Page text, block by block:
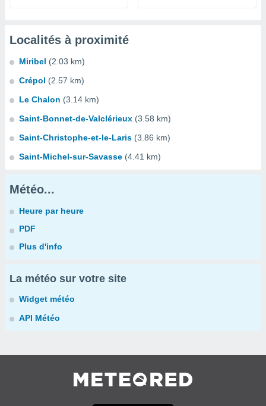
Localités à proximité
Miribel (2.03 km)
Crépol (2.57 km)
Le Chalon (3.14 km)
Saint-Bonnet-de-Valclérieux (3.58 km)
Saint-Christophe-et-le-Laris (3.86 km)
Saint-Michel-sur-Savasse (4.41 km)
Météo...
Heure par heure
PDF
Plus d'info
La météo sur votre site
Widget météo
API Météo